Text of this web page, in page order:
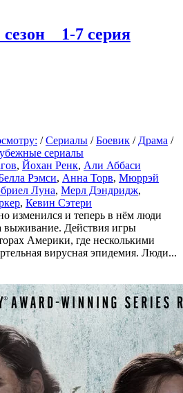
сезон 1-7 серия
/Сериалы /Боевик / Драма /
сериалы
, Йохан Ренк, Али Аббаси
Рэмси, Анна Торв, Мюррэй
Луна, Мерл Дэндридж,
, Кевин Сэтери
изменился и теперь в нём люди
выживание. Действия игры
Америки, где несколькими
вирусная эпидемия. Люди...